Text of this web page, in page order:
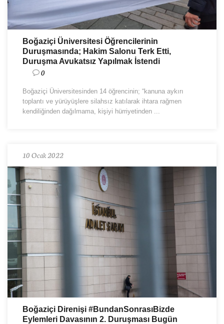
Boğaziçi Üniversitesi Öğrencilerinin
Duruşmasında; Hakim Salonu Terk Etti,
Duruşma Avukatsız Yapılmak İstendi
0
Boğaziçi Üniversitesinden 14 öğrencinin; “kanuna aykırı
toplantı ve yürüyüşlere silahsız katılarak ihtara rağmen
kendiliğinden dağılmama, kişiyi hürriyetinden ...
10 Ocak 2022
Boğaziçi Direnişi #BundanSonrasıBizde
Eylemleri Davasının 2. Duruşması Bugün